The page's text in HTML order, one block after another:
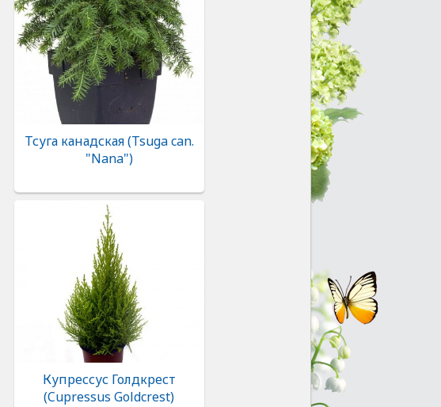
Тсуга канадская (Tsuga can.
"Nana")
Купрессус Голдкрест
(Cupressus Goldcrest)